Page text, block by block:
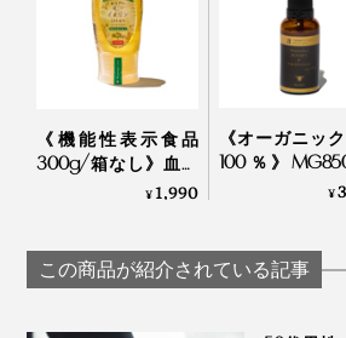
『トゥルーハニー』は、最高レベ
UMFHA（UMF™ハニー協会）に登
食品やワインなどの輸送同様、外部
ない環境で、大切に運ばれています
そして、生産にかかる、気の遠くな
採るのも大変なら熟成にも時間がか
くて検査料も高額。でも、だから
るんだなと。
せと集めた花の蜜が、ひと瓶に詰
と、感慨もひとしおです。
《機能性表示食品
300g/箱なし》血糖
値上昇をゆるやかに
しいイヌリンはちみ
つ」｜My Honey
¥1,990
《オーガニッ
100％》
ヌカハニー配
ロポリス スプレ
｜24 ORGANIC
¥
この商品が紹介されている記事